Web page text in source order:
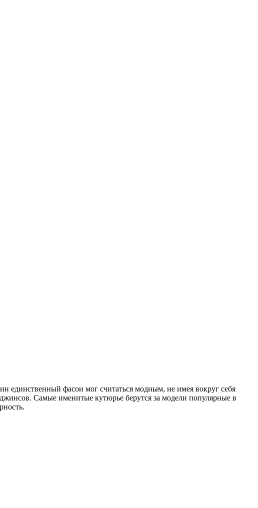
единственный фасон мог считаться модным, не имея вокруг себя
Самые именитые кутюрье берутся за модели популярные в